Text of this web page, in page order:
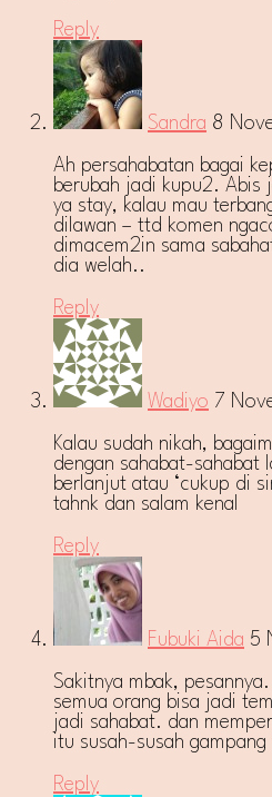
Reply
Sandra 8
Ah persahabatan bagai
berubah jadi kupu2. Abis
ya stay, kalau mau
dilawan – ttd komen
dimacem2in sama
dia welah..
Reply
Wadiyo 7
Kalau sudah nikah,
dengan sahabat-sahabat
berlanjut atau ‘cukup di
tahnk dan salam kenal
Reply
Fubuki Aida 5
Sakitnya mbak,
semua orang bisa jadi
jadi sahabat. dan
itu susah-susah gampang
Reply